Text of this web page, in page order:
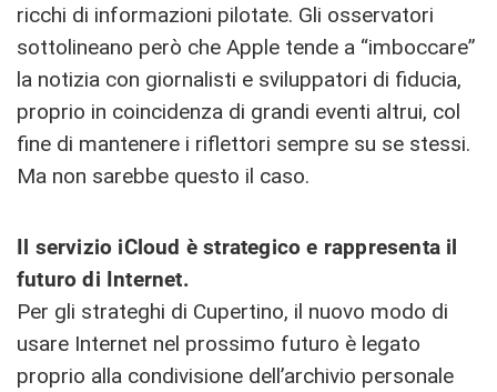
ricchi di informazioni pilotate. Gli osservatori
sottolineano però che Apple tende a “imboccare”
la notizia con giornalisti e sviluppatori di fiducia,
proprio in coincidenza di grandi eventi altrui, col
fine di mantenere i riflettori sempre su se stessi.
Ma non sarebbe questo il caso.
Il servizio iCloud è strategico e rappresenta il
futuro di Internet.
Per gli strateghi di Cupertino, il nuovo modo di
usare Internet nel prossimo futuro è legato
proprio alla condivisione dell’archivio personale